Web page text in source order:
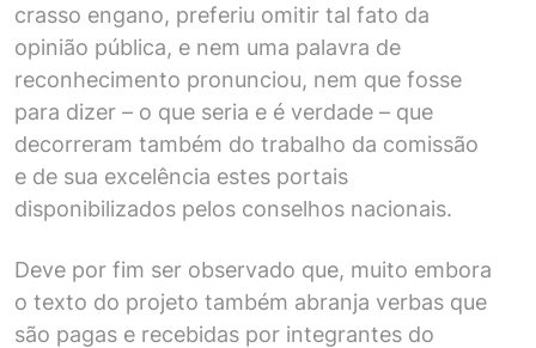
crasso engano, preferiu omitir tal fato da
opinião pública, e nem uma palavra de
reconhecimento pronunciou, nem que fosse
para dizer – o que seria e é verdade – que
decorreram também do trabalho da comissão
e de sua excelência estes portais
disponibilizados pelos conselhos nacionais.
Deve por fim ser observado que, muito embora
o texto do projeto também abranja verbas que
são pagas e recebidas por integrantes do